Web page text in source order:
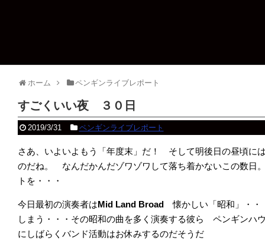
ホーム ペンギンライブレポート
すごくいい夜 ３０日
2019/3/31 ペンギンライブレポート
さあ、いよいよもう「年度末」だ！ そして明後日の昼頃に
のだね。 なんだかんだゾワゾワして落ち着かないこの数日
トを・・・
今日最初の演奏者はMid Land Broad懐かしい「昭和」・
しまう・・・その昭和の曲を多く演奏する彼ら ペンギンハ
にしばらくバンド活動はお休みするのだそうだ